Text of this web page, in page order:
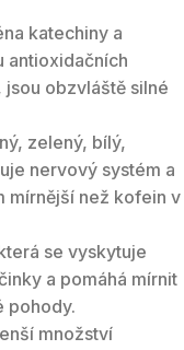
katechiny a
antioxidačních
jsou obzvláště silné
zelený, bílý,
nervový systém a
mírnější než kofein v
se vyskytuje
a pomáhá mírnit
pohody.
množství